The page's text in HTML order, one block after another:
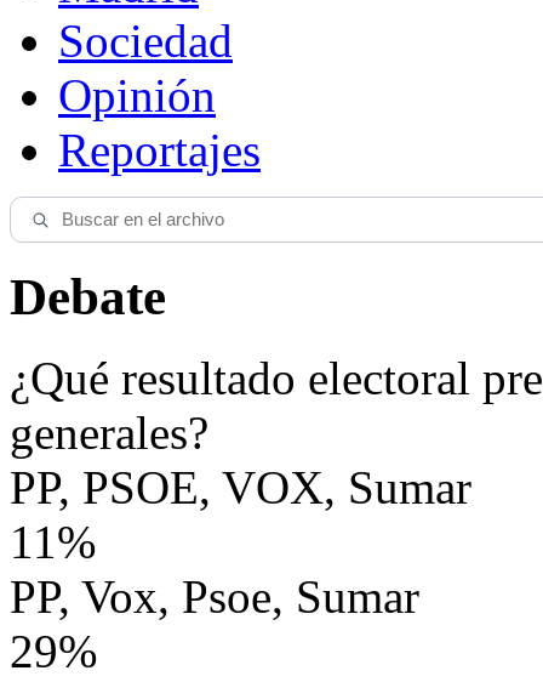
Sociedad
Opinión
Reportajes
Debate
¿Qué resultado electoral
generales?
PP, PSOE, VOX, Sumar
11%
PP, Vox, Psoe, Sumar
29%